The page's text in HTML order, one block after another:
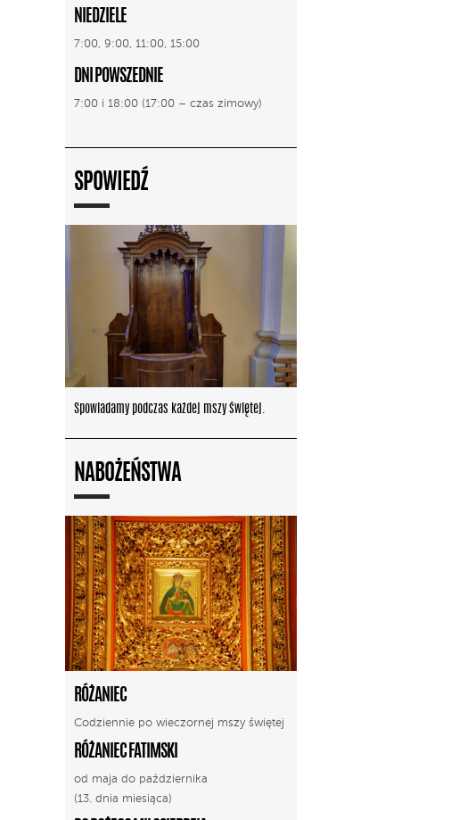
NIEDZIELE
7:00, 9:00, 11:00, 15:00
DNI POWSZEDNIE
7:00 i 18:00 (17:00 – czas zimowy)
SPOWIEDŹ
Spowiadamy podczas każdej mszy świętej.
NABOŻEŃSTWA
RÓŻANIEC
Codziennie po wieczornej mszy świętej
RÓŻANIEC FATIMSKI
od maja do października
(13. dnia miesiąca)